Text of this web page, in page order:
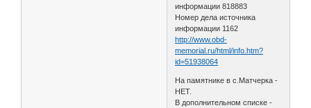
информации 818883
Номер дела источника
информации 1162
http://www.obd-
memorial.ru/html/info.htm?
id=51938064
На памятнике в с.Матчерка -
НЕТ.
В дополнительном списке -